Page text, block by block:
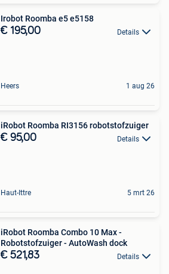
Irobot Roomba e5 e5158
€ 195,00 Details
Heers 1 aug 26
iRobot Roomba RI3156 robotstofzuiger
€ 95,00 Details
Haut-Ittre 5 mrt 26
iRobot Roomba Combo 10 Max -
Robotstofzuiger - AutoWash dock
€ 521,83 Details